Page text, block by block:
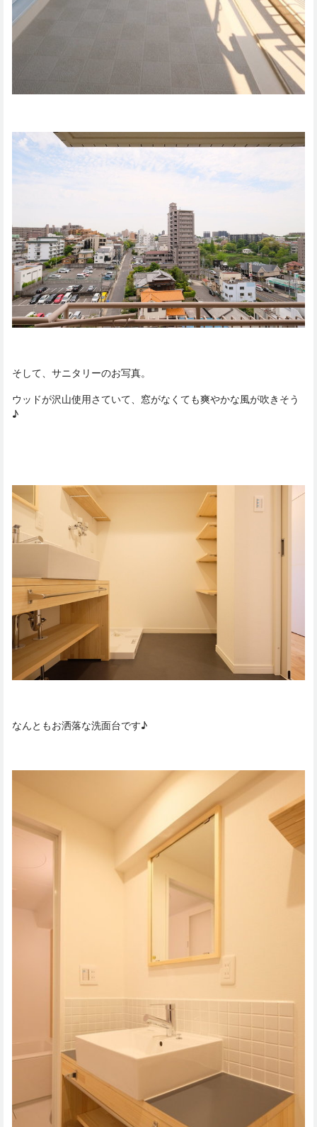
そして、サニタリーのお写真。
ウッドが沢山使用さていて、窓がなくても爽やかな風が吹きそう
♪
なんともお洒落な洗面台です♪